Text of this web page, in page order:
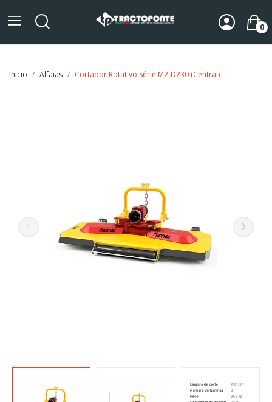
0
Inicio Alfaias Cortador Rotativo Série M2-D230 (Central)